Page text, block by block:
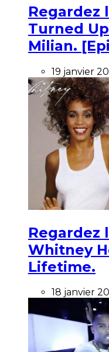
Regardez
Turned
Milian.
19 janvier
Regardez
Whitney
Lifetime.
18 janvier